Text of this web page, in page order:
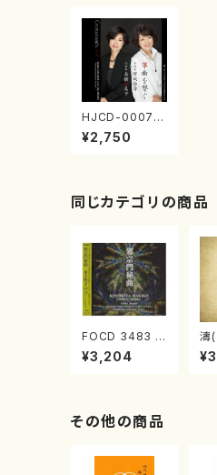
HJCD-0007 C
rossroads Vo
l.１作曲家 高橋
壽/高橋久美子/
CD）
¥2,750
同じカテゴリの商品
FOCD 3483 邪
宗門秘曲(混声
合唱/木下牧子/
¥3,204
濤(
その他の商品